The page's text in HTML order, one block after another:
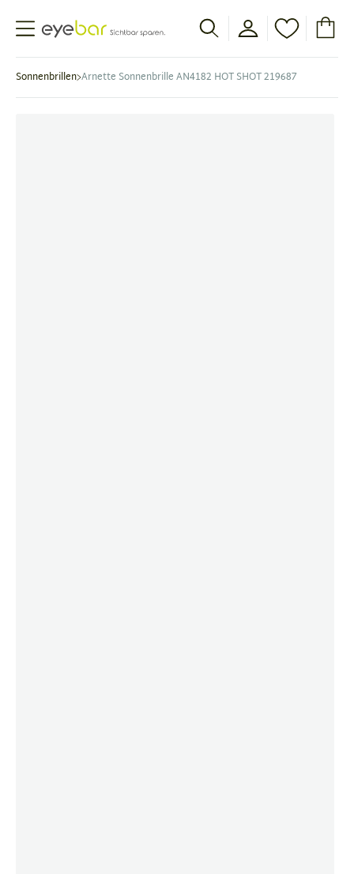
Abele Optic
Sonnenbrillen Arnette Sonnenbrille AN4182 HOT SHOT 219687